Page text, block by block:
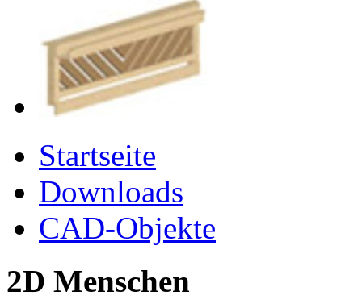
Startseite
Downloads
CAD-Objekte
2D Menschen